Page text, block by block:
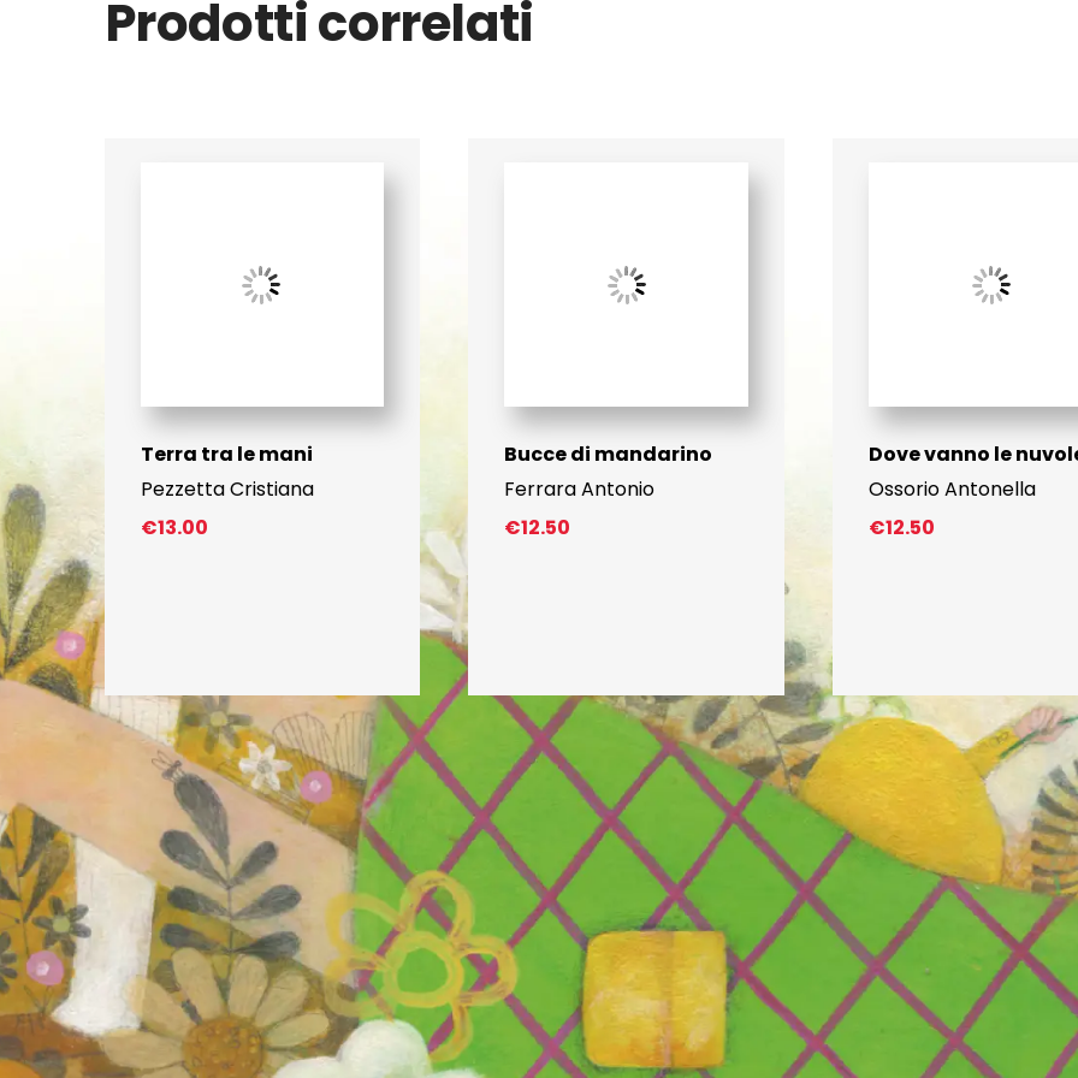
Prodotti correlati
Terra tra le mani
Pezzetta Cristiana
€13.00
Bucce di mandarino
Ferrara Antonio
€12.50
Dove vanno le
Ossorio Antonella
€12.50